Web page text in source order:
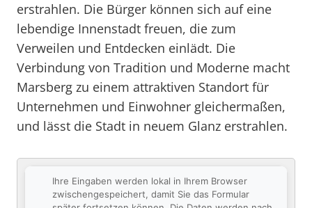
erstrahlen. Die Bürger können sich auf eine
lebendige Innenstadt freuen, die zum
Verweilen und Entdecken einlädt. Die
Verbindung von Tradition und Moderne macht
Marsberg zu einem attraktiven Standort für
Unternehmen und Einwohner gleichermaßen,
und lässt die Stadt in neuem Glanz erstrahlen.
Ihre Eingaben werden lokal in Ihrem Browser
zwischengespeichert, damit Sie das Formular